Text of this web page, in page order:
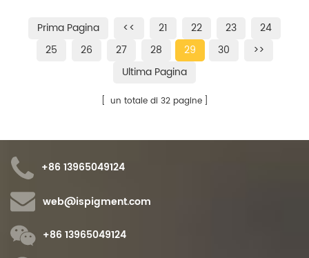
Prima Pagina << 21 22 23
24
25
26 27 28 29 30
>>
Ultima Pagina
un totale di 32 pagine
+86 13965049124
web@ispigment.com
+86 13965049124